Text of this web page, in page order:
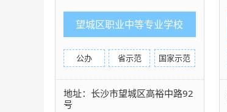
望城区职业中等专业学校
公办 省示范 国家示范
地址：长沙市望城区高裕中路92
号